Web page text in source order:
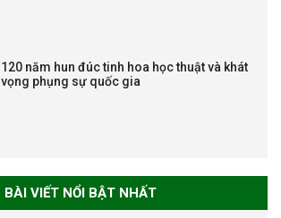
Bảo vệ luận án tiến sĩ của NCS
120 năm hun đúc tinh hoa học thuật và khát
vọng phụng sự quốc gia
BÀI VIẾT NỔI BẬT NHẤT